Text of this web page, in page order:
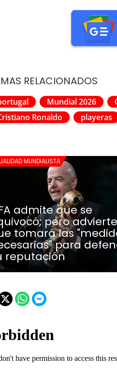
RELACIONADOS
Mundial 2026
Ronaldo
playeras
MUNDIALISTA
admite que se
pero advierte
tomará las
para
reputación